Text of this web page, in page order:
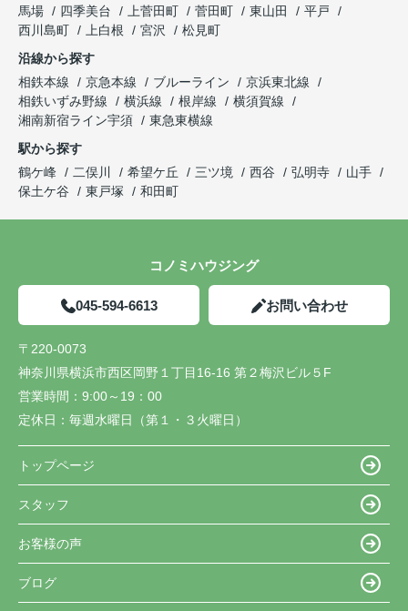
馬場
四季美台 上菅田町 菅田町 東山田
平戸
西川島町
上白根 宮沢
松見町
沿線から探す
相鉄本線
京急本線 ブルーライン
京浜東北線
相鉄いずみ野線
横浜線 根岸線
横須賀線
湘南新宿ライン宇須
東急東横線
駅から探す
鶴ケ峰
二俣川 希望ケ丘 三ツ境 西谷 弘明寺
山手
保土ケ谷
東戸塚 和田町
コノミハウジング
045-594-6613 お問い合わせ
〒220-0073
神奈川県横浜市西区岡野１丁目16-16 第２梅沢ビル５F
営業時間： 9:00～19：00
定休日： 毎週水曜日（第１・３火曜日）
トップページ
スタッフ
お客様の声
ブログ